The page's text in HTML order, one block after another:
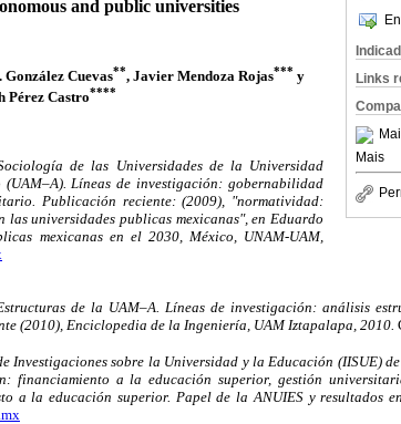
Links
Mais
and public universities
González Cuevas**, Javier Mendoza Rojas*** y
Pérez Castro****
de las Universidades de la Universidad
Líneas de investigación: gobernabilidad
Publicación reciente: (2009), "normatividad:
universidades publicas mexicanas", en Eduardo
mexicanas en el 2030, México, UNAM-UAM,
de la UAM–A. Líneas de investigación: análisis
(2010), Enciclopedia de la Ingeniería, UAM Iztapalapa, 2010.
Investigaciones sobre la Universidad y la Educación (IISUE)
financiamiento a la educación superior, gestión
a la educación superior. Papel de la ANUIES y resultados